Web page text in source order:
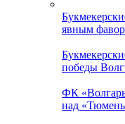
явным
победы
ФК
над